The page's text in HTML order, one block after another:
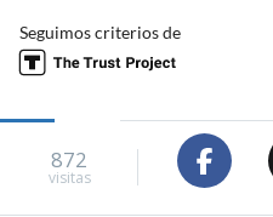
Seguimos criterios de
872
visitas